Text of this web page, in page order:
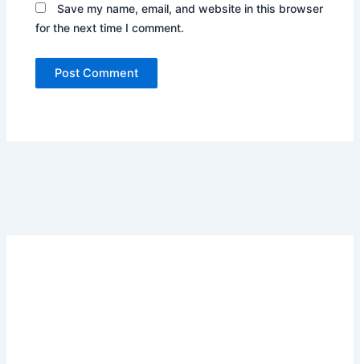
Save my name, email, and website in this browser
for the next time I comment.